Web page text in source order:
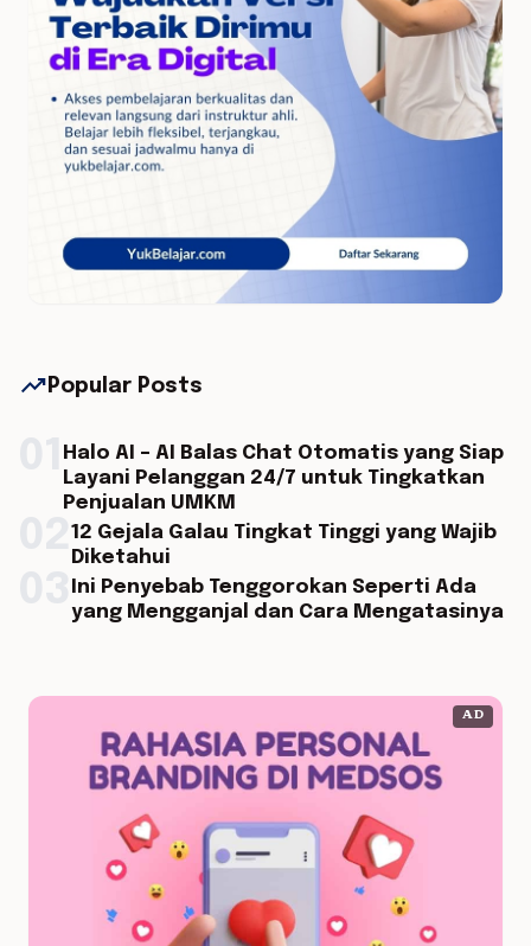
trending_up Popular Posts
Halo AI – AI Balas Chat Otomatis yang Siap
Layani Pelanggan 24/7 untuk Tingkatkan
Penjualan UMKM
12 Gejala Galau Tingkat Tinggi yang Wajib
Diketahui
Ini Penyebab Tenggorokan Seperti Ada
yang Mengganjal dan Cara Mengatasinya
AD